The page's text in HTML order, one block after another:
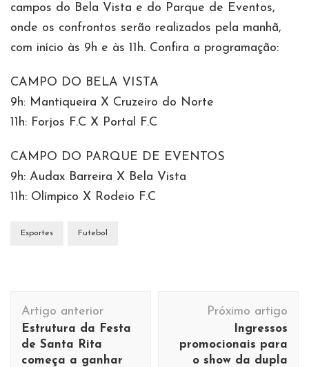
campos do Bela Vista e do Parque de Eventos,
onde os confrontos serão realizados pela manhã,
com início às 9h e às 11h. Confira a programação:
CAMPO DO BELA VISTA
9h: Mantiqueira X Cruzeiro do Norte
11h: Forjos F.C X Portal F.C
CAMPO DO PARQUE DE EVENTOS
9h: Audax Barreira X Bela Vista
11h: Olímpico X Rodeio F.C
Esportes Futebol
Navegação
de
post
Artigo anterior
Estrutura da Festa
de Santa Rita
começa a ganhar
Próximo artigo
Ingressos
promocionais para
o show da dupla